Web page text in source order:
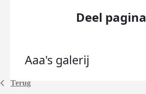
Terug
Deel pagina
Aaa's galerij